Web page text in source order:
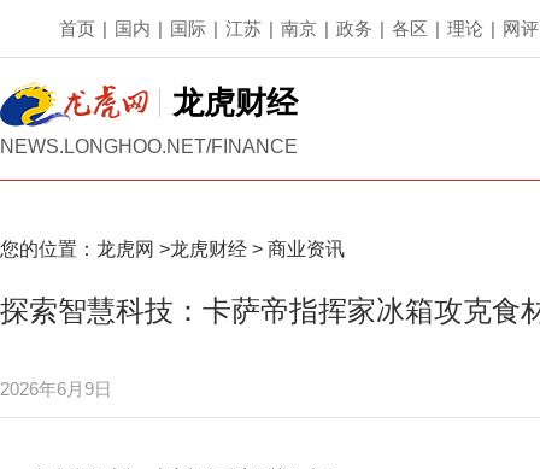
首页 | 国内 | 国际 | 江苏 | 南京 | 政务 | 各区 | 理论 | 网评
龙虎财经
NEWS.LONGHOO.NET/FINANCE
您的位置： 龙虎网 >龙虎财经 > 商业资讯
探索智慧科技：卡萨帝指挥家冰箱攻克食
2026年6月9日